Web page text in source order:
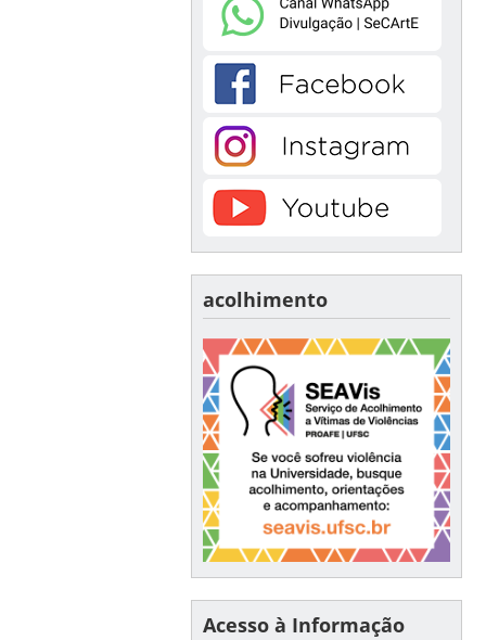
acolhimento
Acesso à Informação